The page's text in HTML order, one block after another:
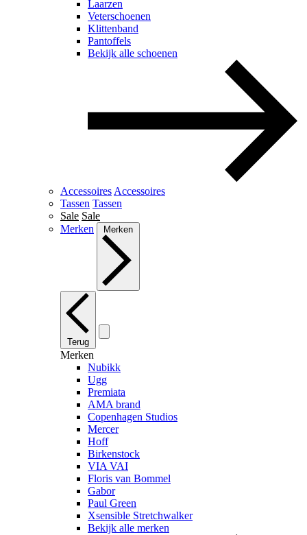
Laarzen
Veterschoenen
Klittenband
Pantoffels
Bekijk alle schoenen
Accessoires Accessoires
Tassen Tassen
Sale Sale
Merken
Merken
Terug
Merken
Nubikk
Ugg
Premiata
AMA brand
Copenhagen Studios
Mercer
Hoff
Birkenstock
VIA VAI
Floris van Bommel
Gabor
Paul Green
Xsensible Stretchwalker
Bekijk alle merken